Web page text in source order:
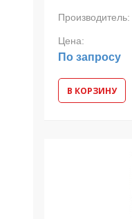
Производитель:
Цена:
По запросу
В КОРЗИНУ